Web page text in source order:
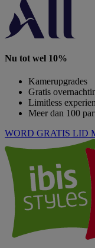
Nu tot wel 10%
Kamerupgrades
Gratis
Limitless
Meer dan 100
WORD GRATIS LID